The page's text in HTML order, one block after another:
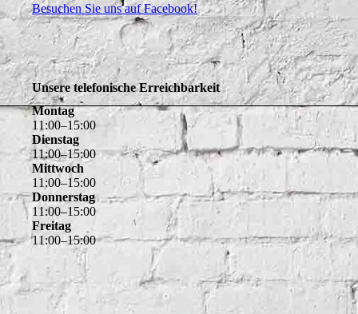
Besuchen Sie uns auf Facebook!
Unsere telefonische Erreichbarkeit
Montag
11:00–15:00
Dienstag
11:00–15:00
Mittwoch
11:00–15:00
Donnerstag
11:00–15:00
Freitag
11:00–15:00